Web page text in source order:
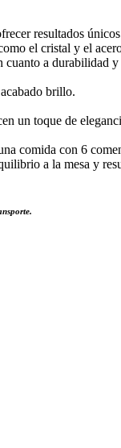
resultados
el cristal y el
cuanto a durabilidad y
brillo.
un toque de
comida con 6
a la mesa y